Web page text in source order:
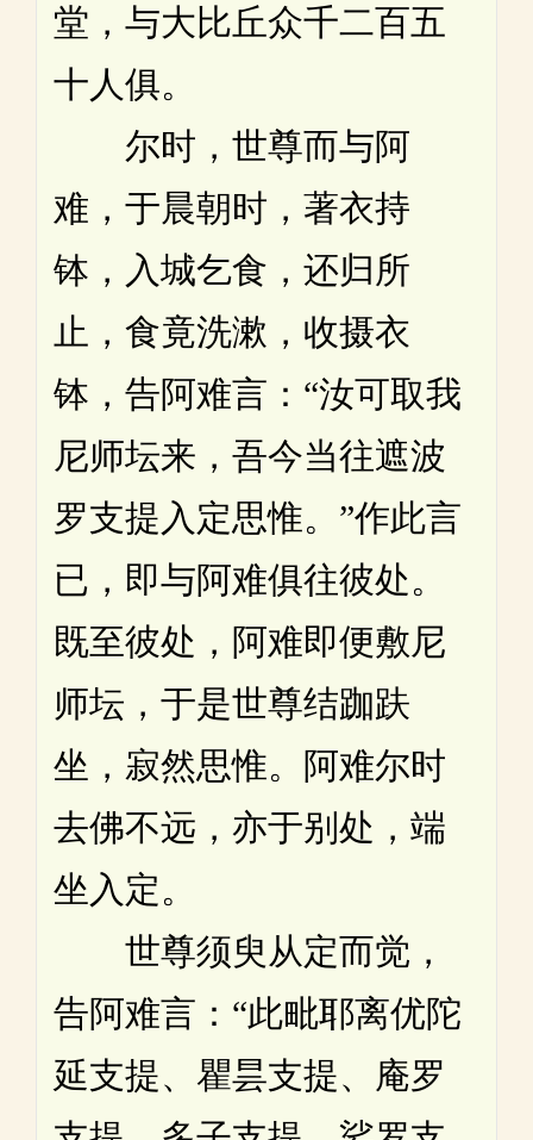
堂，与大比丘众千二百五
十人俱。
尔时，世尊而与阿
难，于晨朝时，著衣持
钵，入城乞食，还归所
止，食竟洗漱，收摄衣
钵，告阿难言：“汝可取我
尼师坛来，吾今当往遮波
罗支提入定思惟。”作此言
已，即与阿难俱往彼处。
既至彼处，阿难即便敷尼
师坛，于是世尊结跏趺
坐，寂然思惟。阿难尔时
去佛不远，亦于别处，端
坐入定。
世尊须臾从定而觉，
告阿难言：“此毗耶离优陀
延支提、瞿昙支提、庵罗